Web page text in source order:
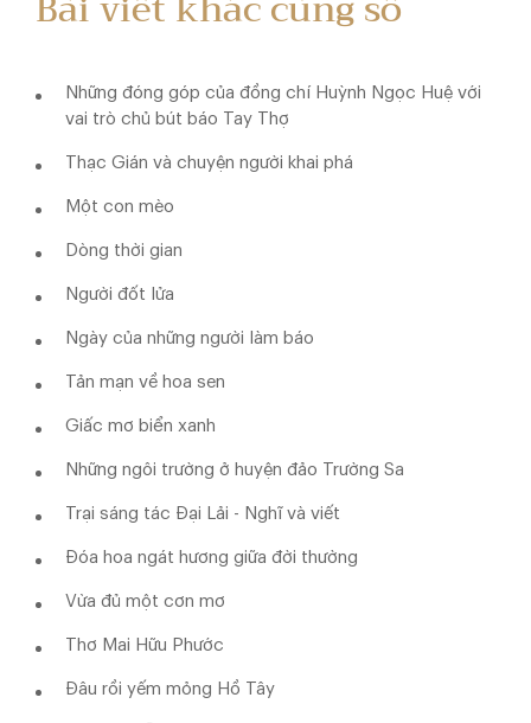
Những đóng góp của đồng chí Huỳnh Ngọc Huệ với
vai trò chủ bút báo Tay Thợ
Thạc Gián và chuyện người khai phá
Một con mèo
Dòng thời gian
Người đốt lửa
Ngày của những người làm báo
Tản mạn về hoa sen
Giấc mơ biển xanh
Những ngôi trường ở huyện đảo Trường Sa
Trại sáng tác Đại Lải - Nghĩ và viết
Đóa hoa ngát hương giữa đời thường
Vừa đủ một cơn mơ
Thơ Mai Hữu Phước
Đâu rồi yếm mỏng Hồ Tây